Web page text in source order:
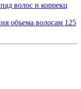
волос и коррекц
объема волосам 125